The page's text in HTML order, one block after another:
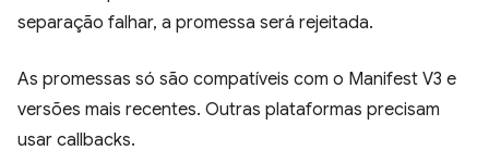
separação falhar, a promessa será rejeitada.
As promessas só são compatíveis com o Manifest V3 e
versões mais recentes. Outras plataformas precisam
usar callbacks.